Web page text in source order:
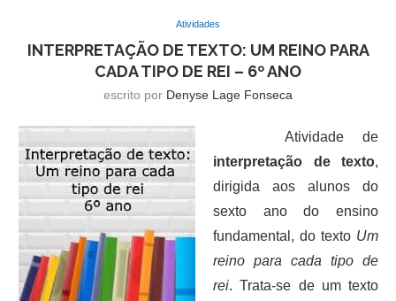
Atividades
INTERPRETAÇÃO DE TEXTO: UM REINO PARA
CADA TIPO DE REI – 6º ANO
escrito por Denyse Lage Fonseca
Atividade de
interpretação de texto,
dirigida aos alunos do
sexto ano do ensino
fundamental, do texto Um
reino para cada tipo de
rei. Trata-se de um texto